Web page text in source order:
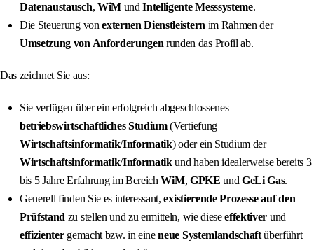
Datenaustausch, WiMundIntelligente Messsysteme.
Die Steuerung vonexternen Dienstleistern im Rahmen der
Umsetzung von Anforderungen runden das Profil ab.
Das zeichnet Sie aus:
Sie verfügen über ein erfolgreich abgeschlossenes
betriebswirtschaftliches Studium(Vertiefung
Wirtschaftsinformatik/Informatik) oder ein Studium der
Wirtschaftsinformatik/Informatikund haben idealerweise bereits 3
bis 5 Jahre Erfahrung im BereichWiM, GPKE undGeLi Gas.
Generell finden Sie es interessant,existierende Prozesse auf den
Prüfstand zu stellen und zu ermitteln, wie dieseeffektiver und
effizientergemacht bzw. in eineneue Systemlandschaftüberführt